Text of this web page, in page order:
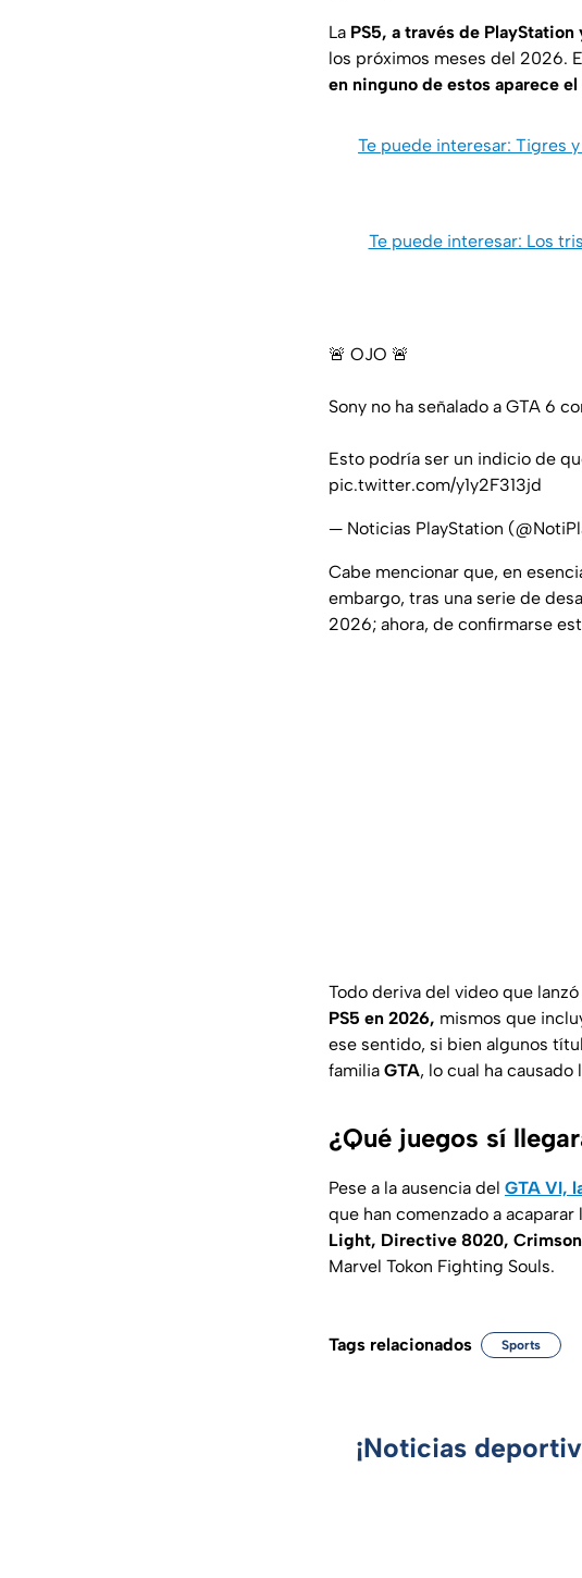
La PS5, a través de PlayStation
los próximos meses del 2026.
en ninguno de estos aparece el
Te puede interesar: Tigres
Te puede interesar: Los
🚨 OJO 🚨
Sony no ha señalado a GTA 6
Esto podría ser un indicio de
pic.twitter.com/y1y2F313jd
— Noticias PlayStation
Cabe mencionar que, en
embargo, tras una serie de
2026; ahora, de confirmarse
Todo deriva del video que lanzó
PS5 en 2026, mismos que
ese sentido, si bien algunos
familia GTA, lo cual ha
¿Qué juegos sí
Pese a la ausencia del GTA VI,
que han comenzado a
Light, Directive 8020,
Marvel Tokon Fighting Souls.
Tags relacionados Sports
¡Noticias